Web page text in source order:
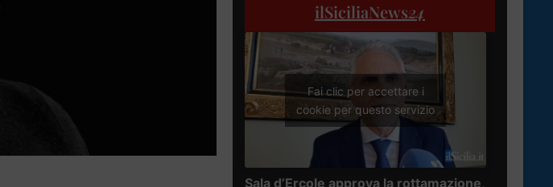
ilSiciliaNews24
Fai clic per accettare i
cookie per questo servizio
Sala d’Ercole approva la rottamazione,